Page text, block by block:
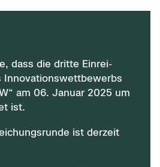
dass die drit­te Ein­rei­
In­no­va­ti­ons­wett­be­werbs
am 06. Ja­nu­ar 2025 um
ist.
ist der­zeit